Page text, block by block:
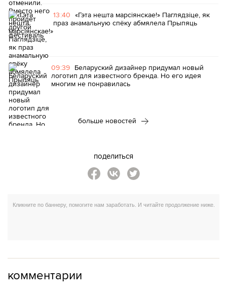
13:40 «Гэта нешта марсіянскае!» Паглядзіце, як
праз анамальную спёку абмялела Прыпяць
09:39 Беларуский дизайнер придумал новый
логотип для известного бренда. Но его идея
многим не понравилась
больше новостей
поделиться
комментарии